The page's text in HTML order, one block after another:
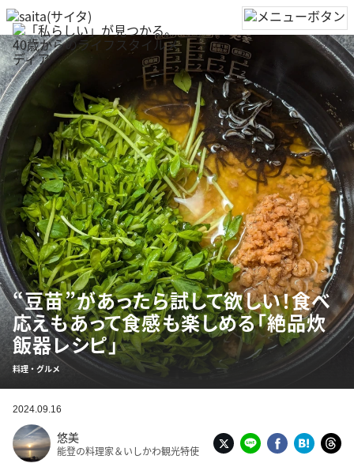
“豆苗”があったら試して欲しい！食べ
応えもあって食感も楽しめる「絶品炊
飯器レシピ」
料理・グルメ
2024.09.16
悠美
能登の料理家＆いしかわ観光特使